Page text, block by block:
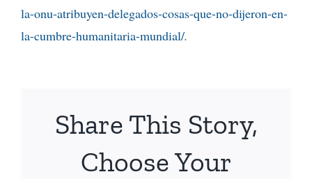
la-onu-atribuyen-delegados-cosas-que-no-dijeron-en-
la-cumbre-humanitaria-mundial/.
Share This Story,
Choose Your